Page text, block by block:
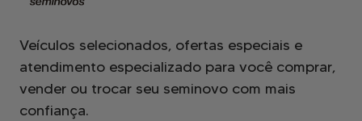
Veículos selecionados, ofertas especiais e
atendimento especializado para você comprar,
vender ou trocar seu seminovo com mais
confiança.